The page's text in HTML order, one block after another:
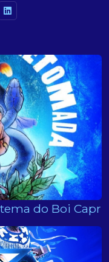
do Boi